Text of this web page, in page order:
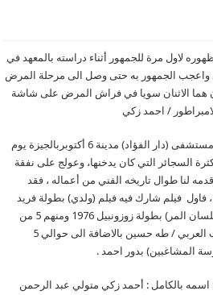
36 سنة من عمره ، فمنذ ظهوره لاول مرة للجمهور أثناء دراسته بالمعهد في
واعجب الجمهور به حتى وصل الى مرحلة المرض
هما الاثنان سويا في فراش المرض على شاشة
/ احمد زكي
في الذكرى التاسعة لوفاة عملاق التمثيل / احمد زكي الذي توفي في مستشفى (دار الفؤاد) مدينة 6 أكتوبربالجيزة يوم
كثرة السجائر التي كان يدخنها، وعولج على نفقة
لنا طوال تاريخه الفني من أعماله ، فقد
، فاول فيلم شارك فيه فيلم (ولدي) بطولة فريد
شوقي 1972 ، وشارك في حوالي 14 مسلسل كان اولهم مسلسل (اللسان المر) بطولة زوزونبيل 1976 ومنهم 5 من
بطولته اهمها : (حكايات هو وهي) و(الايام) عندما جسد دور عميد الادب العربي / طه حسين بالاضافة الى حوالي 5
المشاغبين) بدور احمد .
بالكامل : أحمد زكي متولي عبد الرحمن